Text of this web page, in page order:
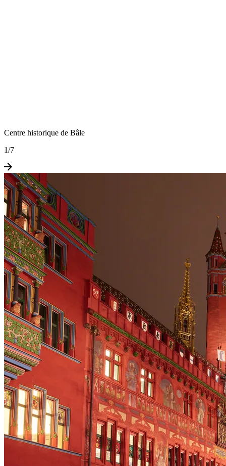
Centre historique de Bâle
1/7